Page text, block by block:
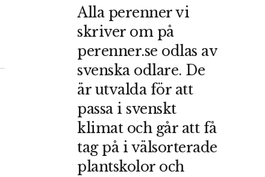
Alla perenner vi
skriver om på
perenner.se odlas av
svenska odlare. De
är utvalda för att
passa i svenskt
klimat och går att få
tag på i välsorterade
plantskolor och